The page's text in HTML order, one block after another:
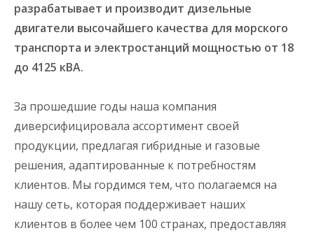
разрабатывает и производит дизельные
двигатели высочайшего качества для морского
транспорта и электростанций мощностью от 18
до 4125 кВА.
За прошедшие годы наша компания
диверсифицировала ассортимент своей
продукции, предлагая гибридные и газовые
решения, адаптированные к потребностям
клиентов. Мы гордимся тем, что полагаемся на
нашу сеть, которая поддерживает наших
клиентов в более чем 100 странах, предоставляя